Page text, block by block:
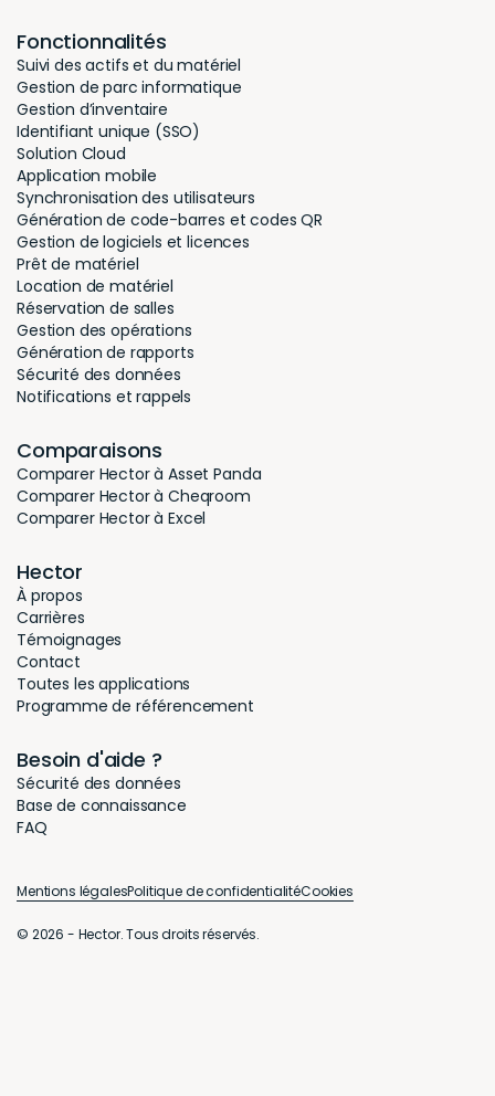
Fonctionnalités
Suivi des actifs et du matériel
Gestion de parc informatique
Gestion d’inventaire
Identifiant unique (SSO)
Solution Cloud
Application mobile
Synchronisation des utilisateurs
Génération de code-barres et codes QR
Gestion de logiciels et licences
Prêt de matériel
Location de matériel
Réservation de salles
Gestion des opérations
Génération de rapports
Sécurité des données
Notifications et rappels
Comparaisons
Comparer Hector à Asset Panda
Comparer Hector à Cheqroom
Comparer Hector à Excel
Hector
À propos
Carrières
Témoignages
Contact
Toutes les applications
Programme de référencement
Besoin d'aide ?
Sécurité des données
Base de connaissance
FAQ
© 2026 - Hector. Tous droits réservés.
Mentions légalesPolitique de confidentialitéCookies